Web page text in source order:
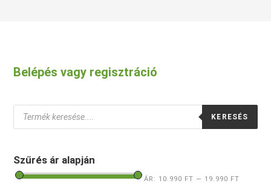
Belépés vagy regisztráció
Products
search
KERESÉS
Szűrés ár alapján
ÁR: 10.990 FT — 19.990 FT